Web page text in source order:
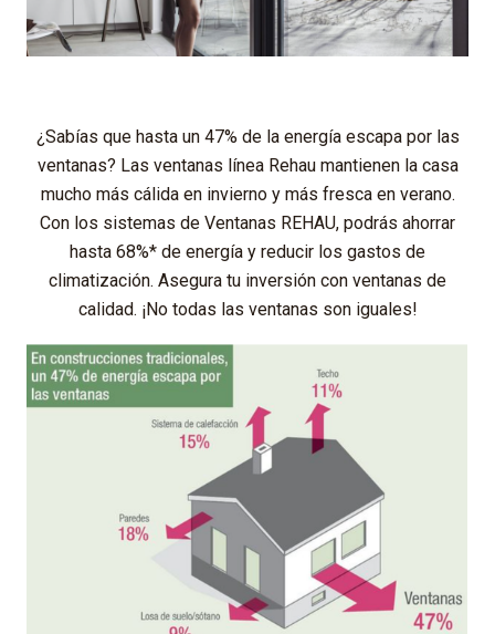
¿Sabías que hasta un 47% de la energía escapa por las
ventanas? Las ventanas línea Rehau mantienen la casa
mucho más cálida en invierno y más fresca en verano.
Con los sistemas de Ventanas REHAU, podrás ahorrar
hasta 68%* de energía y reducir los gastos de
climatización. Asegura tu inversión con ventanas de
calidad. ¡No todas las ventanas son iguales!